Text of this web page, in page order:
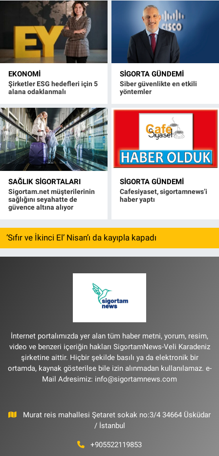
EKONOMI
Şirketler ESG hedefleri için 5
alana odaklanmalı
SIGORTA GÜNDEMI
Siber güvenlikte en etkili
yöntemler
SAĞLIK SIGORTALARI
Sigortam.net müşterilerinin
sağlığını seyahatte de
güvence altına alıyor
SIGORTA GÜNDEMI
Cafesiyaset, sigortamnews’i
haber yaptı
‘Sıfır ve İkinci El’ Nisan’ı da kayıpla kapadı
İnternet portalımızda yer alan tüm haber metni, yorum, resim,
video ve benzeri içeriğin hakları SigortamNews-Veli Karadeniz
şirketine aittir. Hiçbir şekilde basılı ya da elektronik bir
ortamda, kaynak gösterilse bile izin alınmadan kullanılamaz. e-
Mail Adresimiz: info@sigortamnews.com
Murat reis mahallesi Şetaret sokak no:3/4 34664 Üsküdar
/ İstanbul
+905522119853